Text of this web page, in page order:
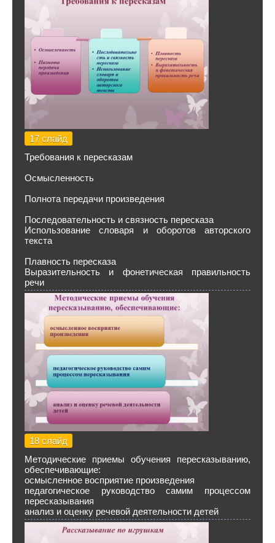
17 слайд
Требования к пересказам
Осмысленность
Полнота передачи произведения
Последовательность и связность пересказа
Использование словаря и оборотов авторского
текста
Плавность пересказа
Выразительность и фонетическая правильность
речи
18 слайд
Методические приемы обучения пересказыванию,
обеспечивающие:
осмысленное восприятие произведения
педагогическое руководство самим процессом
пересказывания
анализ и оценку речевой деятельности детей